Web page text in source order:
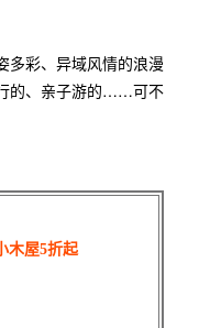
多彩、异域风情的浪漫
的、亲子游的……可不
木屋5折起